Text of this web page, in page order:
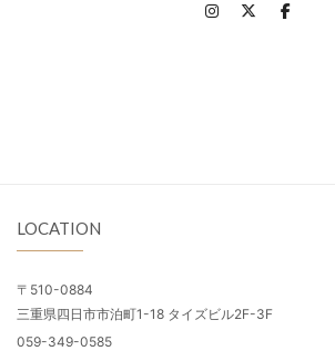
LOCATION
〒510-0884
三重県四日市市泊町1-18 タイズビル2F-3F
059-349-0585